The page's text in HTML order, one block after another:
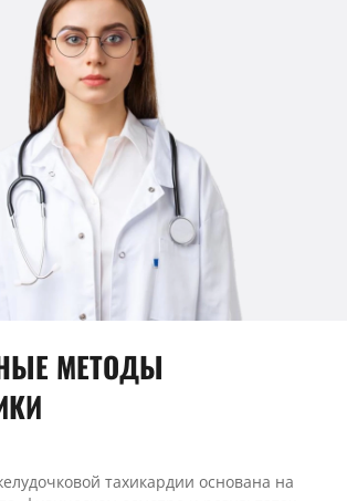
МЕТОДЫ
тахикардии основана на